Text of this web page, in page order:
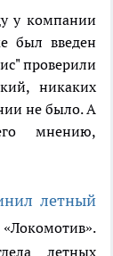
у компании
был введен
проверили
никаких
не было. А
мнению,
летный
летных